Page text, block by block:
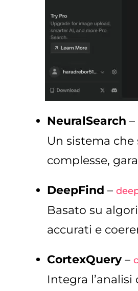
NeuralSearch –
Un sistema
complesse,
DeepFind –
Basato su
accurati e
CortexQuery–
Integra